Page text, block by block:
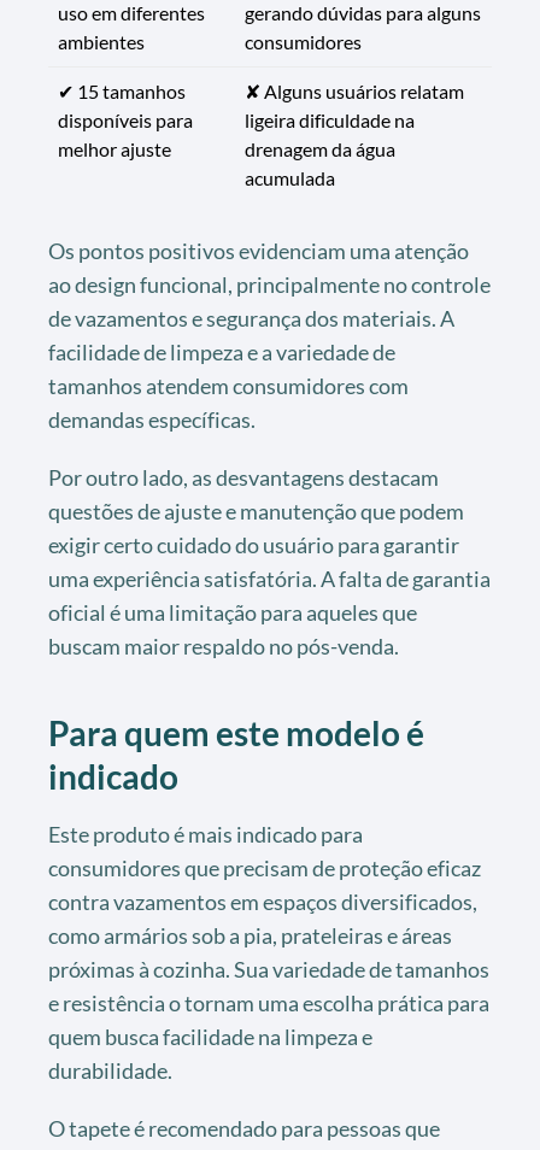
uso em diferentes
ambientes
gerando dúvidas para alguns
consumidores
✔ 15 tamanhos
disponíveis para
melhor ajuste
✘ Alguns usuários relatam
ligeira dificuldade na
drenagem da água
acumulada
Os pontos positivos evidenciam uma atenção
ao design funcional, principalmente no controle
de vazamentos e segurança dos materiais. A
facilidade de limpeza e a variedade de
tamanhos atendem consumidores com
demandas específicas.
Por outro lado, as desvantagens destacam
questões de ajuste e manutenção que podem
exigir certo cuidado do usuário para garantir
uma experiência satisfatória. A falta de garantia
oficial é uma limitação para aqueles que
buscam maior respaldo no pós-venda.
Para quem este modelo é
indicado
Este produto é mais indicado para
consumidores que precisam de proteção eficaz
contra vazamentos em espaços diversificados,
como armários sob a pia, prateleiras e áreas
próximas à cozinha. Sua variedade de tamanhos
e resistência o tornam uma escolha prática para
quem busca facilidade na limpeza e
durabilidade.
O tapete é recomendado para pessoas que